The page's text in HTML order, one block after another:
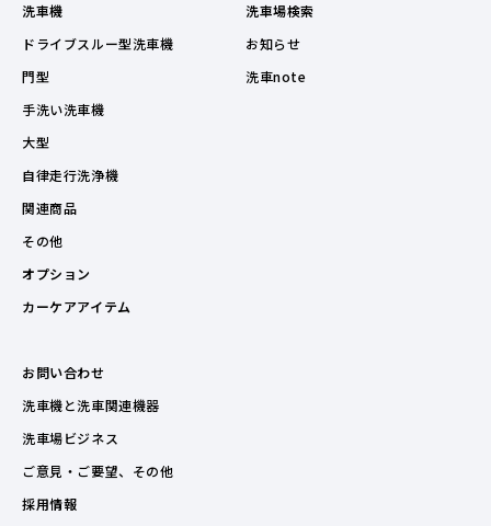
洗車機
ドライブスルー型洗車機
門型
手洗い洗車機
大型
自律走行洗浄機
関連商品
その他
オプション
カーケアアイテム
洗車場検索
お知らせ
洗車note
お問い合わせ
洗車機と洗車関連機器
洗車場ビジネス
ご意見・ご要望、その他
採用情報